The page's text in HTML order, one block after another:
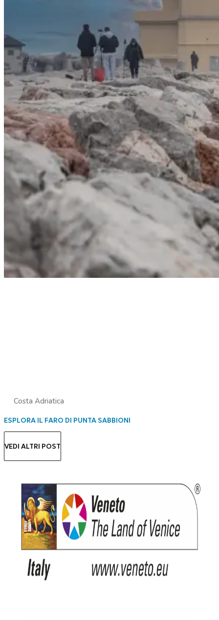
Costa Adriatica
ESPLORA IL FARO DI PUNTA SABBIONI
VEDI ALTRI POST